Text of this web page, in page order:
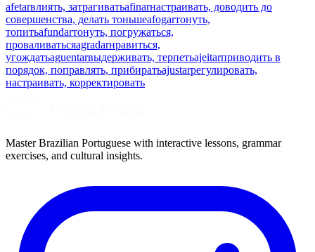
afetarвлиять, затрагиватьafinarнастраивать, доводить до
совершенства, делать тоньшеafogarтонуть,
топитьafundarтонуть, погружаться,
проваливатьсяagradarнравиться,
угождатьaguentarвыдерживать, терпетьajeitarприводить в
порядок, поправлять, прибиратьajustarрегулировать,
настраивать, корректировать
Master Brazilian Portuguese with interactive lessons, grammar
exercises, and cultural insights.